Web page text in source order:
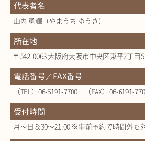
代表者名
山内 勇輝（やまうち ゆうき）
所在地
〒542-0063 大阪府大阪市中央区東平2丁目
電話番号／FAX番号
（TEL）06-6191-7700 （FAX）06-6191-
受付時間
月～日 8:30～21:00 ※事前予約で時間外も